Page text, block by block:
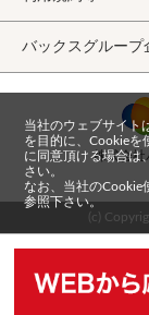
バックスグループ
株式会社
(c)
当社のウェブサイト
を目的に、Cookieを
に同意頂ける場合は
さい。
なお、当社のCookie
参照下さい。